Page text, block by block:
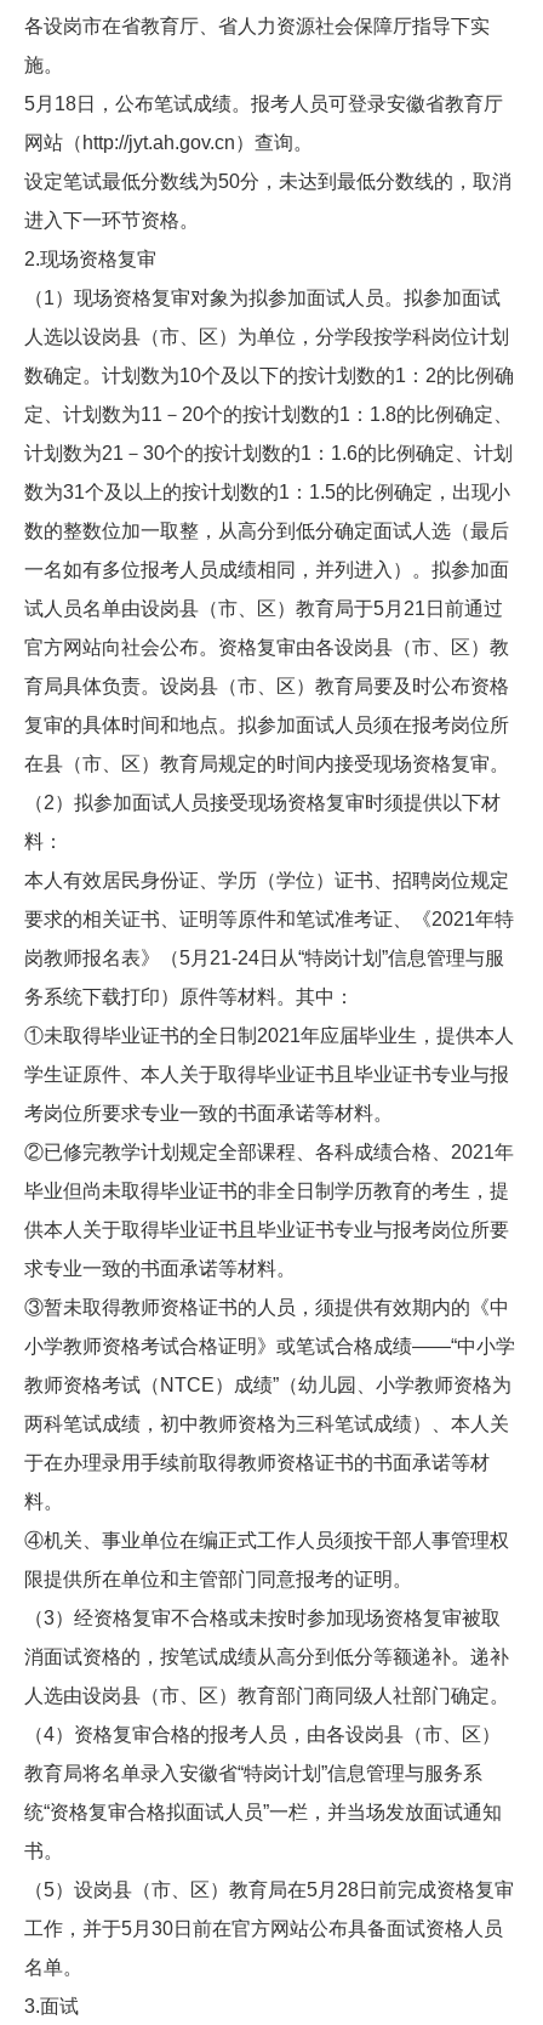
各设岗市在省教育厅、省人力资源社会保障厅指导下实
施。
5月18日，公布笔试成绩。报考人员可登录安徽省教育厅
网站（ http://jyt.ah.gov.cn）查询。
设定笔试最低分数线为50分，未达到最低分数线的，取消
进入下一环节资格。
2.现场资格复审
（1）现场资格复审对象为拟参加面试人员。拟参加面试
人选以设岗县（市、区）为单位，分学段按学科岗位计划
数确定。计划数为10个及以下的按计划数的1：2的比例确
定、计划数为11－20个的按计划数的1：1.8的比例确定、
计划数为21－30个的按计划数的1：1.6的比例确定、计划
数为31个及以上的按计划数的1：1.5的比例确定，出现小
数的整数位加一取整，从高分到低分确定面试人选（最后
一名如有多位报考人员成绩相同，并列进入）。拟参加面
试人员名单由设岗县（市、区）教育局于5月21日前通过
官方网站向社会公布。资格复审由各设岗县（市、区）教
育局具体负责。设岗县（市、区）教育局要及时公布资格
复审的具体时间和地点。拟参加面试人员须在报考岗位所
在县（市、区）教育局规定的时间内接受现场资格复审。
（2）拟参加面试人员接受现场资格复审时须提供以下材
料：
本人有效居民身份证、学历（学位）证书、招聘岗位规定
要求的相关证书、证明等原件和笔试准考证、《2021年特
岗教师报名表》（5月21-24日从“特岗计划”信息管理与服
务系统下载打印）原件等材料。其中：
①未取得毕业证书的全日制2021年应届毕业生，提供本人
学生证原件、本人关于取得毕业证书且毕业证书专业与报
考岗位所要求专业一致的书面承诺等材料。
②已修完教学计划规定全部课程、各科成绩合格、2021年
毕业但尚未取得毕业证书的非全日制学历教育的考生，提
供本人关于取得毕业证书且毕业证书专业与报考岗位所要
求专业一致的书面承诺等材料。
③暂未取得教师资格证书的人员，须提供有效期内的《中
小学教师资格考试合格证明》或笔试合格成绩——“中小学
教师资格考试（NTCE）成绩”（幼儿园、小学教师资格为
两科笔试成绩，初中教师资格为三科笔试成绩）、本人关
于在办理录用手续前取得教师资格证书的书面承诺等材
料。
④机关、事业单位在编正式工作人员须按干部人事管理权
限提供所在单位和主管部门同意报考的证明。
（3）经资格复审不合格或未按时参加现场资格复审被取
消面试资格的，按笔试成绩从高分到低分等额递补。递补
人选由设岗县（市、区）教育部门商同级人社部门确定。
（4）资格复审合格的报考人员，由各设岗县（市、区）
教育局将名单录入安徽省“特岗计划”信息管理与服务系
统“资格复审合格拟面试人员”一栏，并当场发放面试通知
书。
（5）设岗县（市、区）教育局在5月28日前完成资格复审
工作，并于5月30日前在官方网站公布具备面试资格人员
名单。
3.面试